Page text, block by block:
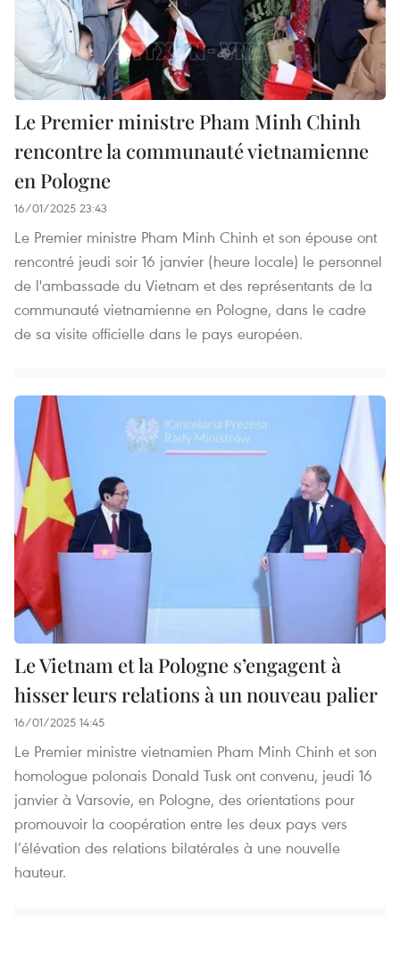
Le Premier ministre Pham Minh Chinh
rencontre la communauté vietnamienne
en Pologne
16/01/2025 23:43
Le Premier ministre Pham Minh Chinh et son épouse ont
rencontré jeudi soir 16 janvier (heure locale) le personnel
de l'ambassade du Vietnam et des représentants de la
communauté vietnamienne en Pologne, dans le cadre
de sa visite officielle dans le pays européen.
Le Vietnam et la Pologne s’engagent à
hisser leurs relations à un nouveau palier
16/01/2025 14:45
Le Premier ministre vietnamien Pham Minh Chinh et son
homologue polonais Donald Tusk ont convenu, jeudi 16
janvier à Varsovie, en Pologne, des orientations pour
promouvoir la coopération entre les deux pays vers
l’élévation des relations bilatérales à une nouvelle
hauteur.